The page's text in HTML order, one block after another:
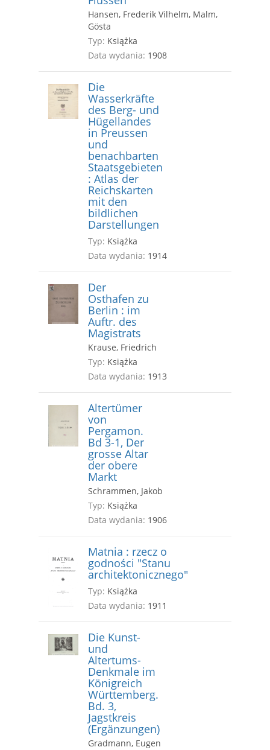
Hansen, Frederik Vilhelm, Malm,
Gösta
Typ: Książka
Data wydania: 1908
Die
Wasserkräfte
des Berg- und
Hügellandes
in Preussen
und
benachbarten
Staatsgebieten
: Atlas der
Reichskarten
mit den
bildlichen
Darstellungen
Typ: Książka
Data wydania: 1914
Der
Osthafen zu
Berlin : im
Auftr. des
Magistrats
Krause, Friedrich
Typ: Książka
Data wydania: 1913
Altertümer
von
Pergamon.
Bd 3-1, Der
grosse Altar
der obere
Markt
Schrammen, Jakob
Typ: Książka
Data wydania: 1906
Matnia : rzecz o
godności "Stanu
architektonicznego"
Typ: Książka
Data wydania: 1911
Die Kunst-
und
Altertums-
Denkmale im
Königreich
Württemberg.
Bd. 3,
Jagstkreis
(Ergänzungen)
Gradmann, Eugen